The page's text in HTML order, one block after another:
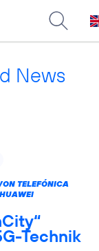
News
TELEFÓNICA
Technik